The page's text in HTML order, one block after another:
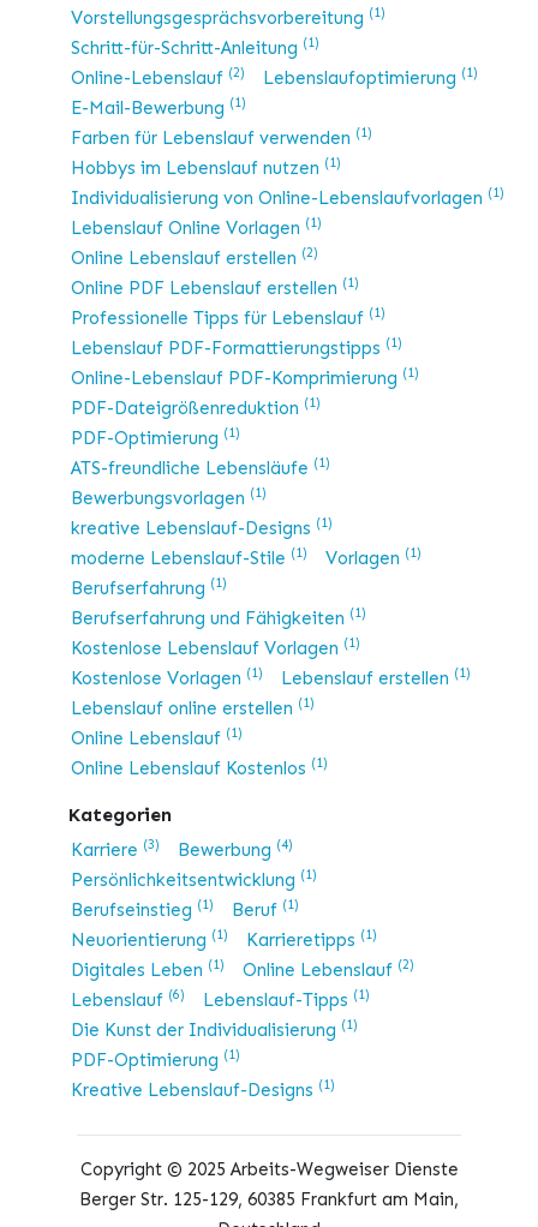
Vorstellungsgesprächsvorbereitung (1)
Schritt-für-Schritt-Anleitung (1)
Online-Lebenslauf (2) Lebenslaufoptimierung (1)
E-Mail-Bewerbung (1)
Farben für Lebenslauf verwenden (1)
Hobbys im Lebenslauf nutzen (1)
Individualisierung von Online-Lebenslaufvorlagen (1)
Lebenslauf Online Vorlagen (1)
Online Lebenslauf erstellen (2)
Online PDF Lebenslauf erstellen (1)
Professionelle Tipps für Lebenslauf (1)
Lebenslauf PDF-Formattierungstipps (1)
Online-Lebenslauf PDF-Komprimierung (1)
PDF-Dateigrößenreduktion (1)
PDF-Optimierung (1)
ATS-freundliche Lebensläufe (1)
Bewerbungsvorlagen (1)
kreative Lebenslauf-Designs (1)
moderne Lebenslauf-Stile (1) Vorlagen (1)
Berufserfahrung (1)
Berufserfahrung und Fähigkeiten (1)
Kostenlose Lebenslauf Vorlagen (1)
Kostenlose Vorlagen (1) Lebenslauf erstellen (1)
Lebenslauf online erstellen (1)
Online Lebenslauf (1)
Online Lebenslauf Kostenlos (1)
Kategorien
Karriere (3) Bewerbung (4)
Persönlichkeitsentwicklung (1)
Berufseinstieg (1) Beruf (1)
Neuorientierung (1) Karrieretipps (1)
Digitales Leben (1) Online Lebenslauf (2)
Lebenslauf (6) Lebenslauf-Tipps (1)
Die Kunst der Individualisierung (1)
PDF-Optimierung (1)
Kreative Lebenslauf-Designs (1)
Copyright © 2025 Arbeits-Wegweiser Dienste
Berger Str. 125-129, 60385 Frankfurt am Main,